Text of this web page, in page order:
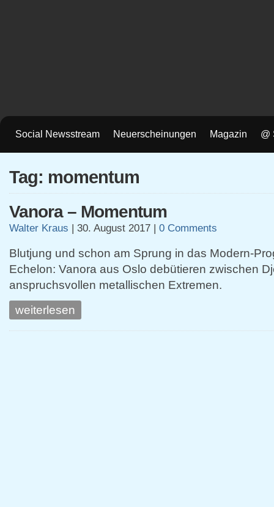
Social Newsstream Neuerscheinungen Magazin @
Tag: momentum
Vanora – Momentum
Walter Kraus | 30. August 2017 | 0 Comments
Blutjung und schon am Sprung in das Modern-
Echelon: Vanora aus Oslo debütieren zwischen
anspruchsvollen metallischen Extremen.
weiterlesen